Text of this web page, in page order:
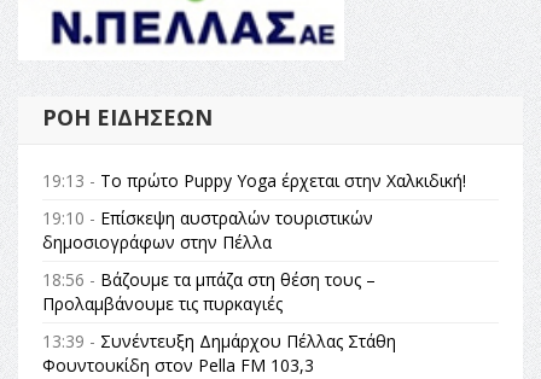
ΡΟΉ ΕΙΔΉΣΕΩΝ
19:13 - Το πρώτο Puppy Yoga έρχεται στην Χαλκιδική!
19:10 - Επίσκεψη αυστραλών τουριστικών
δημοσιογράφων στην Πέλλα
18:56 - Βάζουμε τα μπάζα στη θέση τους –
Προλαμβάνουμε τις πυρκαγιές
13:39 - Συνέντευξη Δημάρχου Πέλλας Στάθη
Φουντουκίδη στον Pella FM 103,3